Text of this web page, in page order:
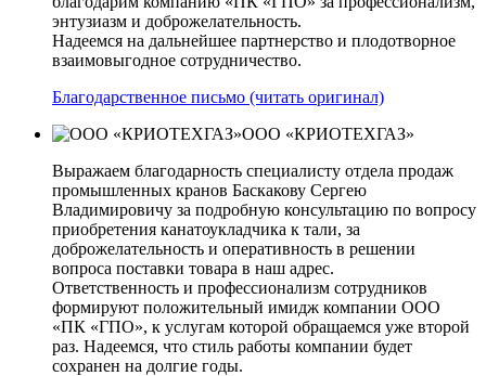
энтузиазм и доброжелательность.
Надеемся на дальнейшее партнерство и плодотворное
взаимовыгодное сотрудничество.
Благодарственное письмо (читать оригинал)
ООО «КРИОТЕХГАЗ»
Выражаем благодарность специалисту отдела продаж
промышленных кранов Баскакову Сергею
Владимировичу за подробную консультацию по вопросу
приобретения канатоукладчика к тали, за
доброжелательность и оперативность в решении
вопроса поставки товара в наш адрес.
Ответственность и профессионализм сотрудников
формируют положительный имидж компании ООО
«ПК «ГПО», к услугам которой обращаемся уже второй
раз. Надеемся, что стиль работы компании будет
сохранен на долгие годы.